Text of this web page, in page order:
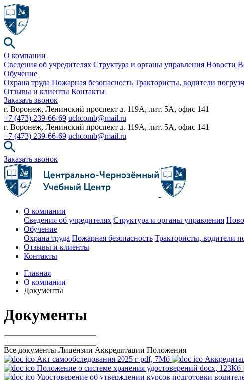
О компании
Сведения об учредителях Структура и органы управления Новости
Обучение
Охрана труда Пожарная безопасность Трактористы, водители
Отзывы и клиенты Контакты
Заказать звонок
г. Воронеж, Ленинский проспект д. 119А, лит. 5А, офис 141
+7 (473) 239-66-69 uchcomb@mail.ru
г. Воронеж, Ленинский проспект д. 119А, лит. 5А, офис 141
+7 (473) 239-66-69 uchcomb@mail.ru
Заказать звонок
О компании
Сведения об учредителях Структура и органы управления
Обучение
Охрана труда Пожарная безопасность Трактористы, водители
Отзывы и клиенты
Контакты
Главная
О компании
Документы
Документы
Все документы Лицензии Аккредитации Положения
Акт самообследования 2025 г pdf, 7Мб
Положение о системе хранения удостоверений docx, 123Кб
Удостоверение об утверждении курсов подготовки